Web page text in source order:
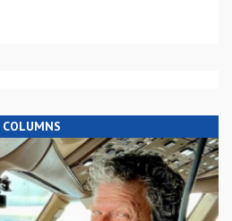
COLUMNS